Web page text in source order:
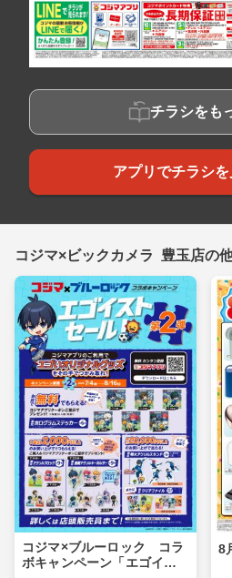
チラシをも
アプリでチラシ
コジマ×ビックカメラ 豊玉店の
コジマ×ブルーロック コラ
ボキャンペーン「エゴイス
8